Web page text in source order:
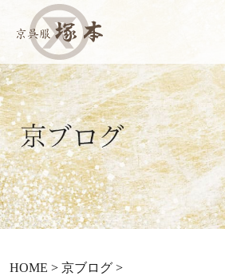
HOME > 京ブログ>